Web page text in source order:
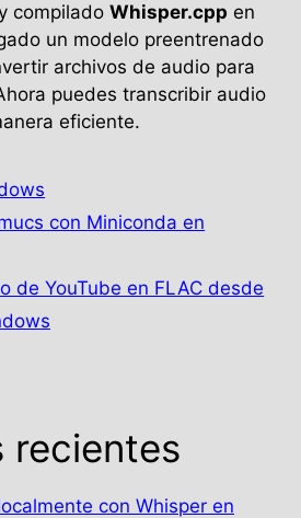
compilado Whisper.cpp en
un modelo preentrenado
archivos de audio para
puedes transcribir audio
eficiente.
con Miniconda en
de YouTube en FLAC desde
recientes
con Whisper en